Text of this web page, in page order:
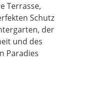
Terrasse,
Schutz
der
und des
Paradies